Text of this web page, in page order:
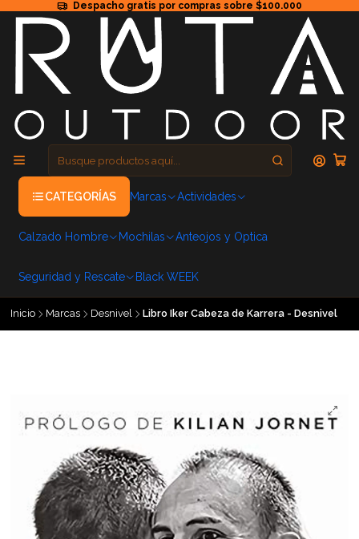
Despacho gratis por compras sobre $100.000
CATEGORÍAS Marcas Actividades
Calzado Hombre Mochilas Anteojos y Optica
Seguridad y Rescate Black WEEK
Inicio Marcas Desnivel Libro Iker Cabeza de Karrera - Desnivel